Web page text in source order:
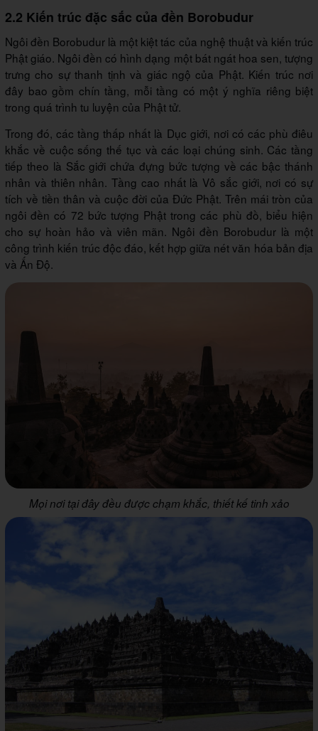
2.2 Kiến trúc đặc sắc của đền Borobudur
Ngôi đền Borobudur là một kiệt tác của nghệ thuật và kiến trúc
Phật giáo. Ngôi đền có hình dạng một bát ngát hoa sen, tượng
trưng cho sự thanh tịnh và giác ngộ của Phật. Kiến trúc nơi
đây bao gồm chín tầng, mỗi tầng có một ý nghĩa riêng biệt
trong quá trình tu luyện của Phật tử.
Trong đó, các tầng thấp nhất là Dục giới, nơi có các phù điêu
khắc về cuộc sống thế tục và các loại chúng sinh. Các tầng
tiếp theo là Sắc giới chứa đựng bức tượng về các bậc thánh
nhân và thiên nhân. Tầng cao nhất là Vô sắc giới, nơi có sự
tích về tiền thân và cuộc đời của Đức Phật. Trên mái tròn của
ngôi đền có 72 bức tượng Phật trong các phù đồ, biểu hiện
cho sự hoàn hảo và viên mãn. Ngôi đền Borobudur là một
công trình kiến trúc độc đáo, kết hợp giữa nét văn hóa bản địa
và Ấn Độ.
Mọi nơi tại đây đều được chạm khắc, thiết kế tinh xảo